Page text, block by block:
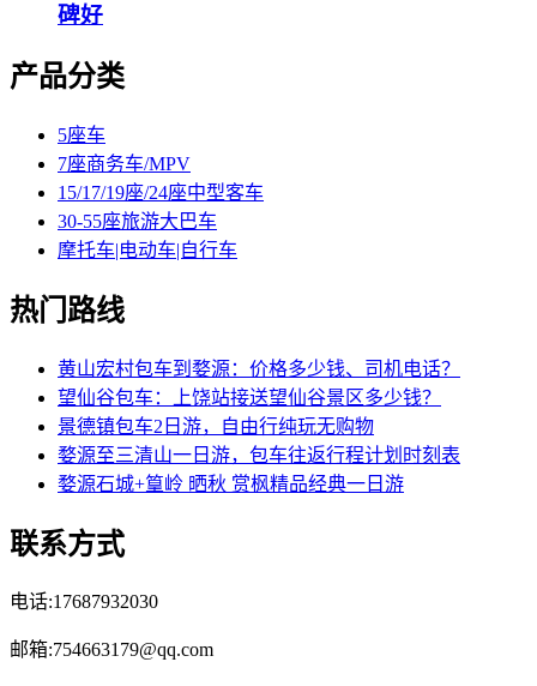
碑好
产品分类
5座车
7座商务车/MPV
15/17/19座/24座中型客车
30-55座旅游大巴车
摩托车|电动车|自行车
热门路线
黄山宏村包车到婺源：价格多少钱、司机电话？
望仙谷包车：上饶站接送望仙谷景区多少钱？
景德镇包车2日游，自由行纯玩无购物
婺源至三清山一日游，包车往返行程计划时刻表
婺源石城+篁岭 晒秋 赏枫精品经典一日游
联系方式
电话:17687932030
邮箱:754663179@qq.com